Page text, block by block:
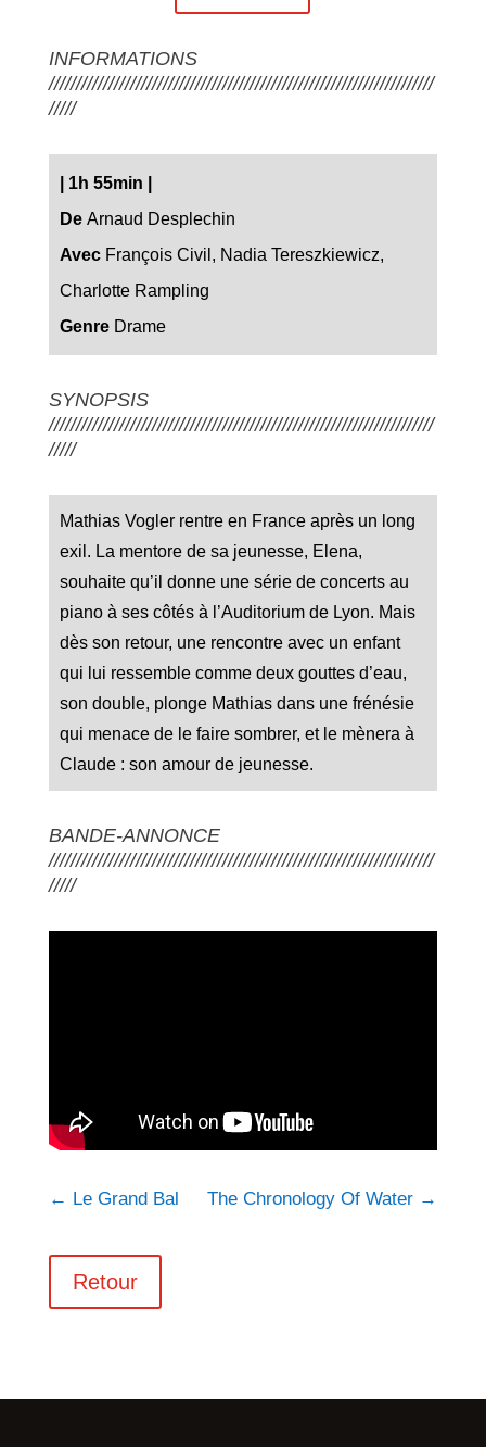
INFORMATIONS
///////////////////////////////////////////////////////////////////////
/////
1h 55min
De Arnaud Desplechin
AvecFrançois Civil, Nadia Tereszkiewicz,
Charlotte Rampling
GenreDrame
SYNOPSIS
///////////////////////////////////////////////////////////////////////
/////
Mathias Vogler rentre en France après un long
exil. La mentore de sa jeunesse, Elena,
souhaite qu’il donne une série de concerts au
piano à ses côtés à l’Auditorium de Lyon. Mais
dès son retour, une rencontre avec un enfant
qui lui ressemble comme deux gouttes d’eau,
son double, plonge Mathias dans une frénésie
qui menace de le faire sombrer, et le mènera à
Claude : son amour de jeunesse.
BANDE-ANNONCE
///////////////////////////////////////////////////////////////////////
/////
← Le Grand Bal The Chronology Of Water →
Retour